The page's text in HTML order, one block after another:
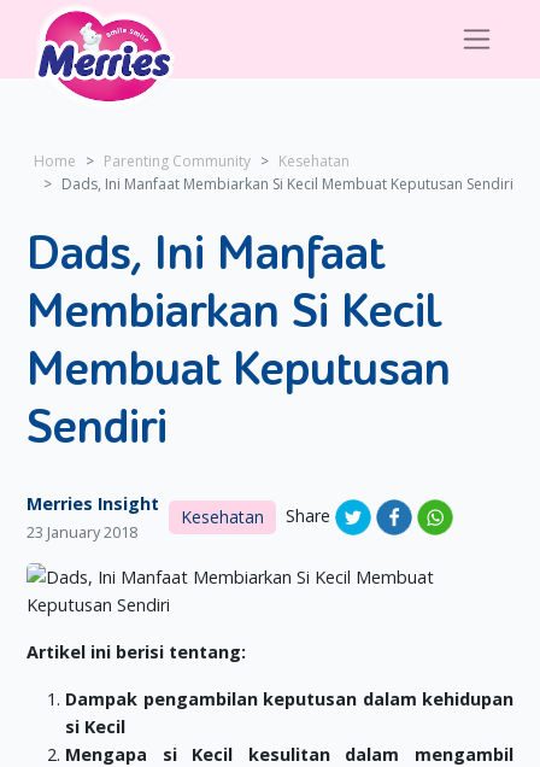
Home Parenting Community
Kesehatan
Dads, Ini Manfaat Membiarkan Si Kecil Membuat Keputusan Sendiri
Dads, Ini Manfaat
Membiarkan Si Kecil
Membuat Keputusan
Sendiri
Merries Insight
23 January 2018
Kesehatan Share
Artikel ini berisi tentang:
Dampak pengambilan keputusan dalam kehidupan
si Kecil
Mengapa si Kecil kesulitan dalam mengambil